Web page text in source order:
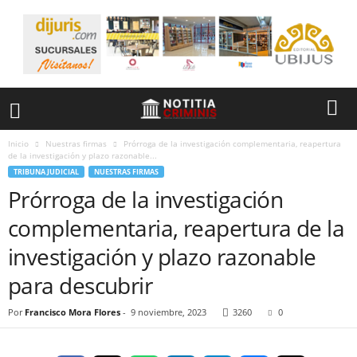
Inicio Nuestras firmas
Prórroga de la investigación complementaria, reapertura
de la investigación y plazo razonable...
TRIBUNA JUDICIAL NUESTRAS FIRMAS
Prórroga de la investigación
complementaria, reapertura de la
investigación y plazo razonable
para descubrir
Por Francisco Mora Flores - 9 noviembre, 2023 3260 0